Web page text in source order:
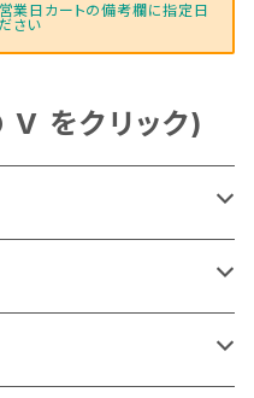
業日カートの備考欄に指定日
さい
をクリック)